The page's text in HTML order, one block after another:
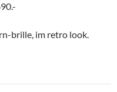
brille, im retro look.